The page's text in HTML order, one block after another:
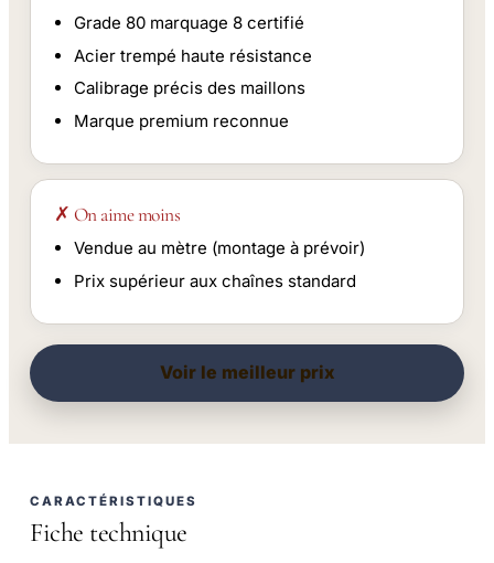
Grade 80 marquage 8 certifié
Acier trempé haute résistance
Calibrage précis des maillons
Marque premium reconnue
✗ On aime moins
Vendue au mètre (montage à prévoir)
Prix supérieur aux chaînes standard
Voir le meilleur prix
CARACTÉRISTIQUES
Fiche technique